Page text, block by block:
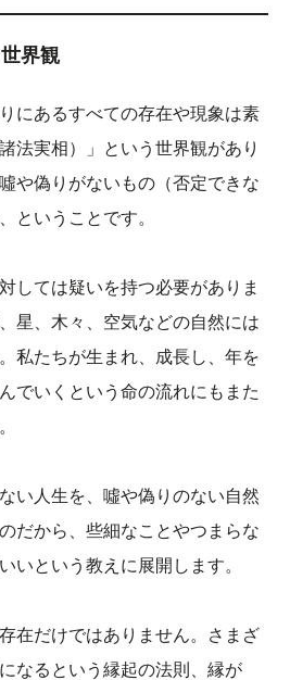
界観
にあるすべての存在や現象は素
法実相）」という世界観があり
や偽りがないもの（否定できな
ということです。
しては疑いを持つ必要がありま
星、木々、空気などの自然には
私たちが生まれ、成長し、年を
でいくという命の流れにもまた
い人生を、噓や偽りのない自然
だから、些細なことやつまらな
いという教えに展開します。
在だけではありません。さまざ
なるという縁起の法則、縁が